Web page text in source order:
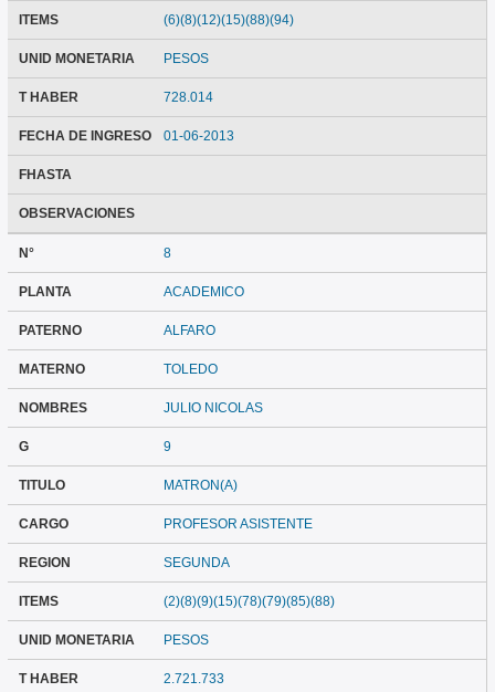
ITEMS (6)(8)(12)(15)(88)(94)
UNID MONETARIA PESOS
T HABER 728.014
FECHA DE INGRESO 01-06-2013
FHASTA
OBSERVACIONES
N° 8
PLANTA ACADEMICO
PATERNO ALFARO
MATERNO TOLEDO
NOMBRES JULIO NICOLAS
G 9
TITULO MATRON(A)
CARGO PROFESOR ASISTENTE
REGION SEGUNDA
ITEMS (2)(8)(9)(15)(78)(79)(85)(88)
UNID MONETARIA PESOS
T HABER 2.721.733